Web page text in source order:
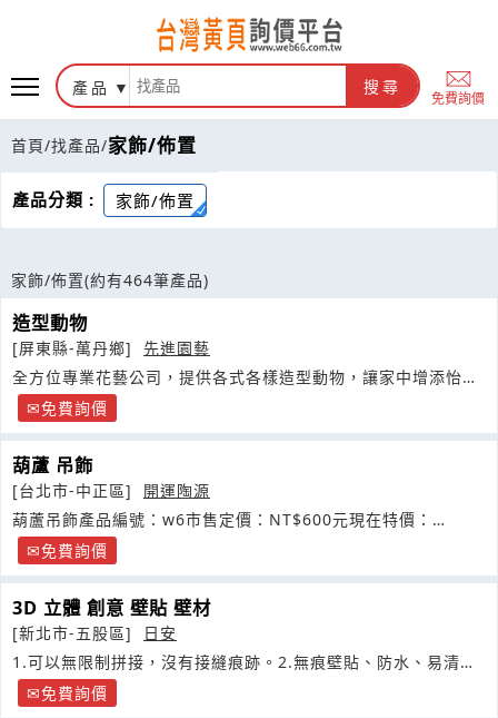
產品 搜尋
免費詢價
首頁/找產品/家飾/佈置
產品分類 : 家飾/佈置
家飾/佈置(約有464筆產品)
造型動物
[屏東縣-萬丹鄉]
先進園藝
全方位專業花藝公司，提供各式各樣造型動物，讓家中增添怡人
綠意！免費詢價
葫蘆 吊飾
[台北市-中正區]
開運陶源
葫蘆吊飾產品編號：w6市售定價：NT$600元現在特價：
NT$380
免費詢價
3D 立體 創意 壁貼 壁材
[新北市-五股區]
日安
1.可以無限制拼接，沒有接縫痕跡。2.無痕壁貼、防水、易清
洗、免費詢價